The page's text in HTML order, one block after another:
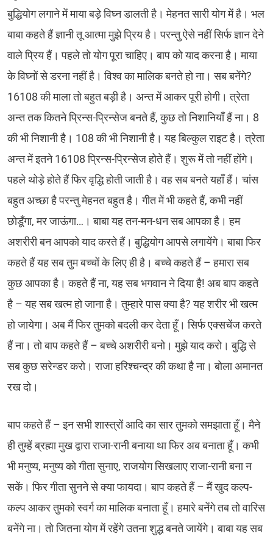
बुद्धियोग लगाने में माया बड़े विघ्न डालती है। मेहनत सारी योग में है। भल
बाबा कहते हैं ज्ञानी तू आत्मा मुझे प्रिय है। परन्तु ऐसे नहीं सिर्फ ज्ञान देने
वाले प्रिय हैं। पहले तो योग पूरा चाहिए। बाप को याद करना है। माया
के विघ्नों से डरना नहीं है। विश्व का मालिक बनते हो ना। सब बनेंगे?
16108 की माला तो बहुत बड़ी है। अन्त में आकर पूरी होगी। त्रेता
अन्त तक कितने प्रिन्स-प्रिन्सेज बनते हैं, कुछ तो निशानियाँ हैं ना। 8
की भी निशानी है। 108 की भी निशानी है। यह बिल्कुल राइट है। त्रेता
अन्त में इतने 16108 प्रिन्स-प्रिन्सेज होते हैं। शुरू में तो नहीं होंगे।
पहले थोड़े होते हैं फिर वृद्धि होती जाती है। वह सब बनते यहाँ हैं। चांस
बहुत अच्छा है परन्तु मेहनत बहुत है। गीत में भी कहते हैं, कभी नहीं
छोडूँगा, मर जाऊंगा…। बाबा यह तन-मन-धन सब आपका है। हम
अशरीरी बन आपको याद करते हैं। बुद्धियोग आपसे लगायेंगे। बाबा फिर
कहते हैं यह सब तुम बच्चों के लिए ही है। बच्चे कहते हैं – हमारा सब
कुछ आपका है। कहते हैं ना, यह सब भगवान ने दिया है! अब बाप कहते
है – यह सब खत्म हो जाना है। तुम्हारे पास क्या है? यह शरीर भी खत्म
हो जायेगा। अब मैं फिर तुमको बदली कर देता हूँ। सिर्फ एक्सचेंज करते
हैं ना। तो बाप कहते हैं – बच्चे अशरीरी बनो। मुझे याद करो। बुद्धि से
सब कुछ सरेन्डर करो। राजा हरिश्चन्द्र की कथा है ना। बोला अमानत
रख दो।
बाप कहते हैं – इन सभी शास्त्रों आदि का सार तुमको समझाता हूँ। मैने
ही तुम्हें ब्रह्मा मुख द्वारा राजा-रानी बनाया था फिर अब बनाता हूँ। कभी
भी मनुष्य, मनुष्य को गीता सुनाए, राजयोग सिखलाए राजा-रानी बना न
सकें। फिर गीता सुनने से क्या फायदा। बाप कहते हैं – मैं खुद कल्प-
कल्प आकर तुमको स्वर्ग का मालिक बनाता हूँ। हमारे बनेंगे तब तो वारिस
बनेंगे ना। तो जितना योग में रहेंगे उतना शुद्ध बनते जायेंगे। बाबा यह सब